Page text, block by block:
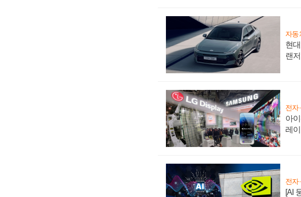
자동
현
랜
전자
아
레
전자
[AI